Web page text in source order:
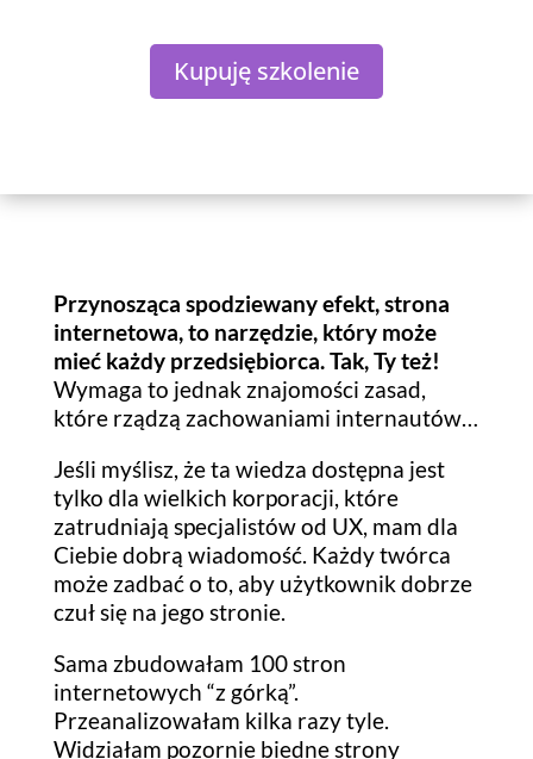
Kupuję szkolenie
Przynosząca spodziewany efekt, strona
internetowa, to narzędzie, który może
mieć każdy przedsiębiorca. Tak, Ty też!
Wymaga to jednak znajomości zasad,
które rządzą zachowaniami internautów…
Jeśli myślisz, że ta wiedza dostępna jest
tylko dla wielkich korporacji, które
zatrudniają specjalistów od UX, mam dla
Ciebie dobrą wiadomość. Każdy twórca
może zadbać o to, aby użytkownik dobrze
czuł się na jego stronie.
Sama zbudowałam 100 stron
internetowych “z górką”.
Przeanalizowałam kilka razy tyle.
Widziałam pozornie biedne strony